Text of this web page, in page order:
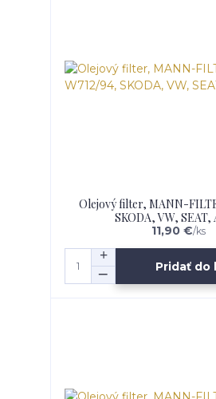
Olejový filter, MANN-
SKODA, VW, SEAT,
11,90 €/ks
Pridať do